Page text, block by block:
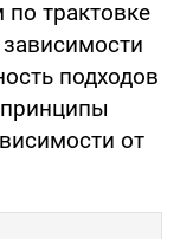
трактовке
подходов
от